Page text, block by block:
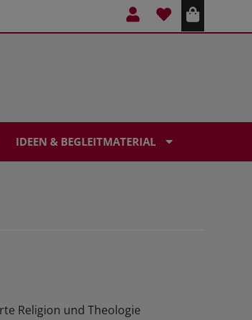
IDEEN & BEGLEITMATERIAL
Religion und Theologie